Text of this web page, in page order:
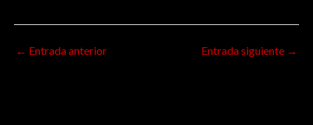
← Entrada anterior Entrada siguiente →